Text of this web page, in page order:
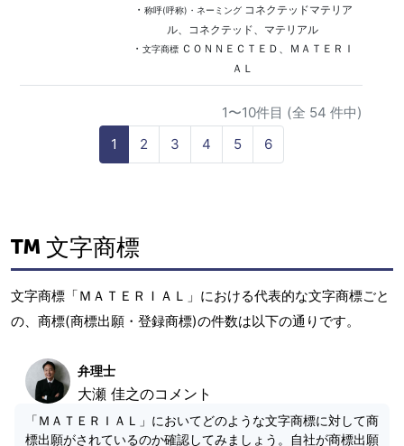
・ 称呼(呼称)・ネーミングコネクテッドマテリア
ル、コネクテッド、マテリアル
・ 文字商標ＣＯＮＮＥＣＴＥＤ、ＭＡＴＥＲＩ
ＡＬ
1〜10件目 (全 54 件中)
1
2 3 4 5 6
文字商標
文字商標「ＭＡＴＥＲＩＡＬ」における代表的な文字商標ごと
の、商標(商標出願・登録商標)の件数は以下の通りです。
弁理士
大瀬 佳之のコメント
「ＭＡＴＥＲＩＡＬ」においてどのような文字商標に対して商
標出願がされているのか確認してみましょう。自社が商標出願